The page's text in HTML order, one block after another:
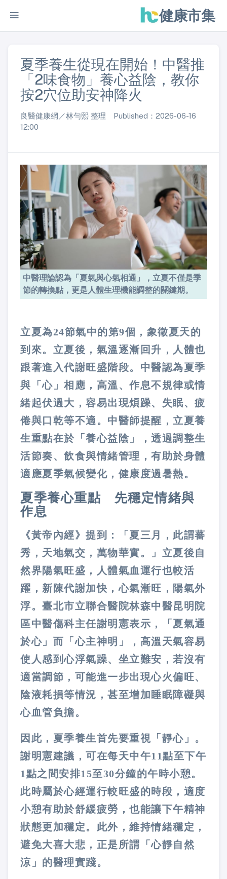
健康市集
夏季養生從現在開始！中醫推
「2味食物」養心益陰，教你
按2穴位助安神降火
良醫健康網／林勻熙 整理 Published：2026-06-16
12:00
中醫理論認為「夏氣與心氣相通」，立夏不僅是季
節的轉換點，更是人體生理機能調整的關鍵期。
立夏為24節氣中的第9個，象徵夏天的
到來。立夏後，氣溫逐漸回升，人體也
跟著進入代謝旺盛階段。中醫認為夏季
與「心」相應，高溫、作息不規律或情
緒起伏過大，容易出現煩躁、失眠、疲
倦與口乾等不適。中醫師提醒，立夏養
生重點在於「養心益陰」，透過調整生
活節奏、飲食與情緒管理，有助於身體
適應夏季氣候變化，健康度過暑熱。
夏季養心重點 先穩定情緒與
作息
《黃帝內經》提到：「夏三月，此謂蕃
秀，天地氣交，萬物華實。」立夏後自
然界陽氣旺盛，人體氣血運行也較活
躍，新陳代謝加快，心氣漸旺，陽氣外
浮。臺北市立聯合醫院林森中醫昆明院
區中醫傷科主任謝明憲表示，「夏氣通
於心」而「心主神明」，高溫天氣容易
使人感到心浮氣躁、坐立難安，若沒有
適當調節，可能進一步出現心火偏旺、
陰液耗損等情況，甚至增加睡眠障礙與
心血管負擔。
因此，夏季養生首先要重視「靜心」。
謝明憲建議，可在每天中午11點至下午
1點之間安排15至30分鐘的午時小憩。
此時屬於心經運行較旺盛的時段，適度
小憩有助於舒緩疲勞，也能讓下午精神
狀態更加穩定。此外，維持情緒穩定，
避免大喜大悲，正是所謂「心靜自然
涼」的醫理實踐。